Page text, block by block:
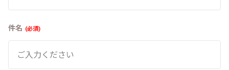
件名 必須